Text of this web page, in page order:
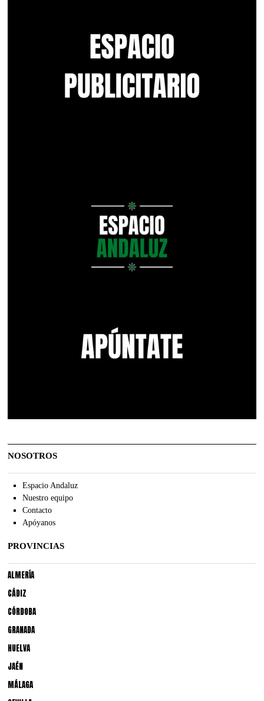
NOSOTROS
Espacio Andaluz
Nuestro equipo
Contacto
Apóyanos
PROVINCIAS
ALMERÍA
CÁDIZ
CÓRDOBA
GRANADA
HUELVA
JAÉN
MÁLAGA